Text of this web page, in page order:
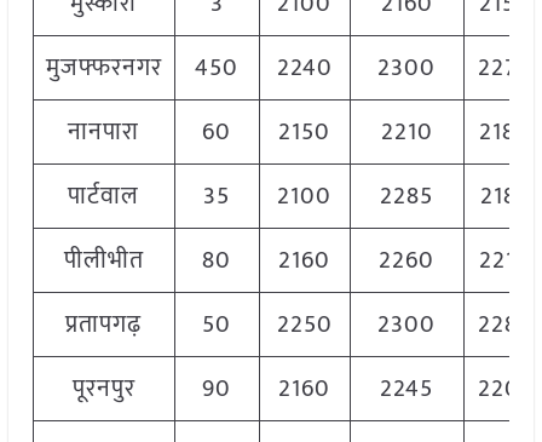
मुजफ्फरनगर
450 2240 2300
2270
नानपारा
60 2150 2210
2180
पार्टवाल
35 2100 2285
2185
पीलीभीत
80 2160 2260
2210
प्रतापगढ़
50 2250 2300
2280
पूरनपुर
90 2160 2245
2205